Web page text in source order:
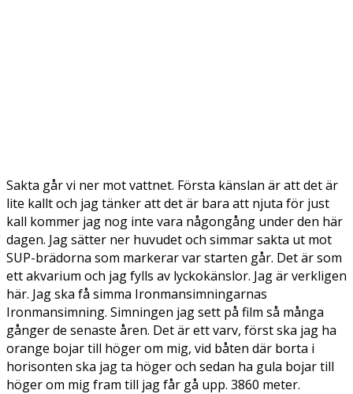
Sakta går vi ner mot vattnet. Första känslan är att det är
lite kallt och jag tänker att det är bara att njuta för just
kall kommer jag nog inte vara någongång under den här
dagen. Jag sätter ner huvudet och simmar sakta ut mot
SUP-brädorna som markerar var starten går. Det är som
ett akvarium och jag fylls av lyckokänslor. Jag är verkligen
här. Jag ska få simma Ironmansimningarnas
Ironmansimning. Simningen jag sett på film så många
gånger de senaste åren. Det är ett varv, först ska jag ha
orange bojar till höger om mig, vid båten där borta i
horisonten ska jag ta höger och sedan ha gula bojar till
höger om mig fram till jag får gå upp. 3860 meter.